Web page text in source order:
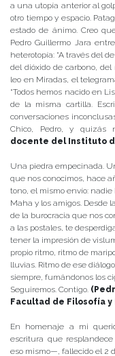
a una utopía anterior al
otro tiempo y espacio.
estado de ánimo. Creo
Pedro Guillermo Jara
heterotopía: “A través del
del dióxido de carbono,
leo en Miradas, el
“Todos hemos nacido en
de la misma cartilla.
conversaciones
Chico, Pedro, y quizás
docente del Instituto
Una piedra empecinada.
que nos conocimos, hace
tono, el mismo envío: nadie
Maha y los amigos. Desde
de la burocracia que nos
a las postales, te
tener la impresión de
propio ritmo, ritmo de
lluvias. Ritmo de ese
siempre, fumándonos los
Seguiremos. Contigo.
Facultad de Filosofía y
En homenaje a mi
escritura que
eso mismo—, fallecido el 2